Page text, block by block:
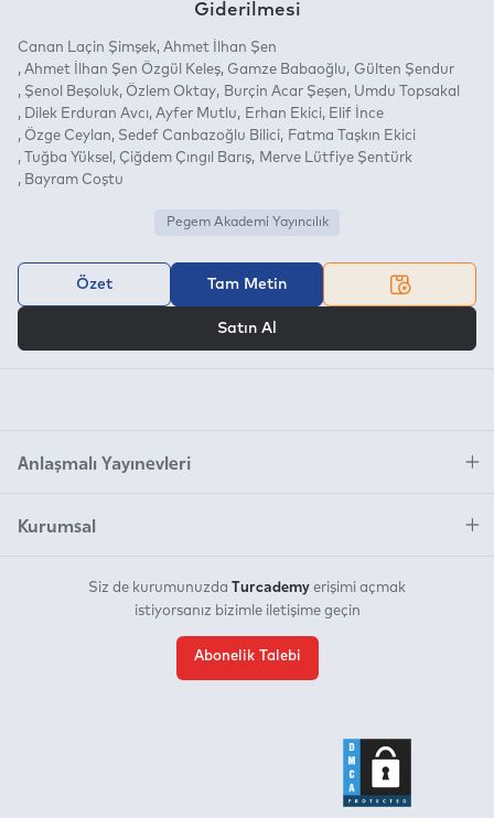
Giderilmesi
Canan Laçin Şimşek Ahmet İlhan Şen
Ahmet İlhan Şen Özgül Keleş Gamze Babaoğlu
Gülten Şendur
Şenol Beşoluk Özlem Oktay Burçin Acar Şeşen
Umdu Topsakal
Dilek Erduran Avcı Ayfer Mutlu Erhan Ekici
Elif İnce
Özge Ceylan
Sedef Canbazoğlu Bilici
Fatma Taşkın Ekici
Tuğba Yüksel
Çiğdem Çıngıl Barış
Merve Lütfiye Şentürk
Bayram Coştu
Pegem Akademi Yayıncılık
Özet Tam Metin
Satın Al
Anlaşmalı Yayınevleri
Kurumsal
Siz de kurumunuzda Turcademy erişimi açmak
istiyorsanız bizimle iletişime geçin
Abonelik Talebi